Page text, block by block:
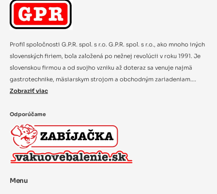
Profil spoločnosti G.P.R. spol. s r.o. G.P.R. spol. s r.o., ako mnoho iných
slovenských firiem, bola založená po nežnej revolúcii v roku 1991. Je
slovenskou firmou a od svojho vzniku až doteraz sa venuje najmä
gastrotechnike, mäsiarskym strojom a obchodným zariadeniam....
Zobraziť viac
Odporúčame
Menu